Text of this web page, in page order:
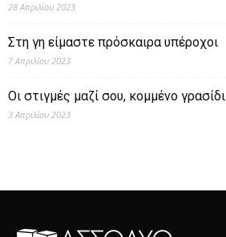
28 Απριλίου 2023
Στη γη είμαστε πρόσκαιρα υπέροχοι
7 Απριλίου 2023
Οι στιγμές μαζί σου, κομμένο γρασίδι
3 Απριλίου 2023